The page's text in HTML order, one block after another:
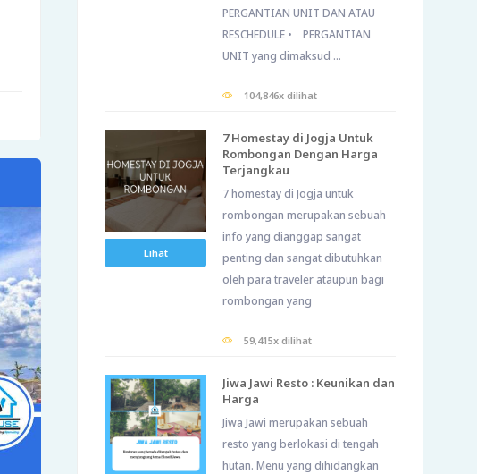
PERGANTIAN UNIT DAN ATAU
RESCHEDULE • PERGANTIAN
UNIT yang dimaksud ...
104,846x dilihat
Lihat
7 Homestay di Jogja Untuk
Rombongan Dengan Harga
Terjangkau
7 homestay di Jogja untuk
rombongan merupakan sebuah
info yang dianggap sangat
penting dan sangat dibutuhkan
oleh para traveler ataupun bagi
rombongan yang
59,415x dilihat
Jiwa Jawi Resto : Keunikan dan
Harga
Jiwa Jawi merupakan sebuah
resto yang berlokasi di tengah
hutan. Menu yang dihidangkan